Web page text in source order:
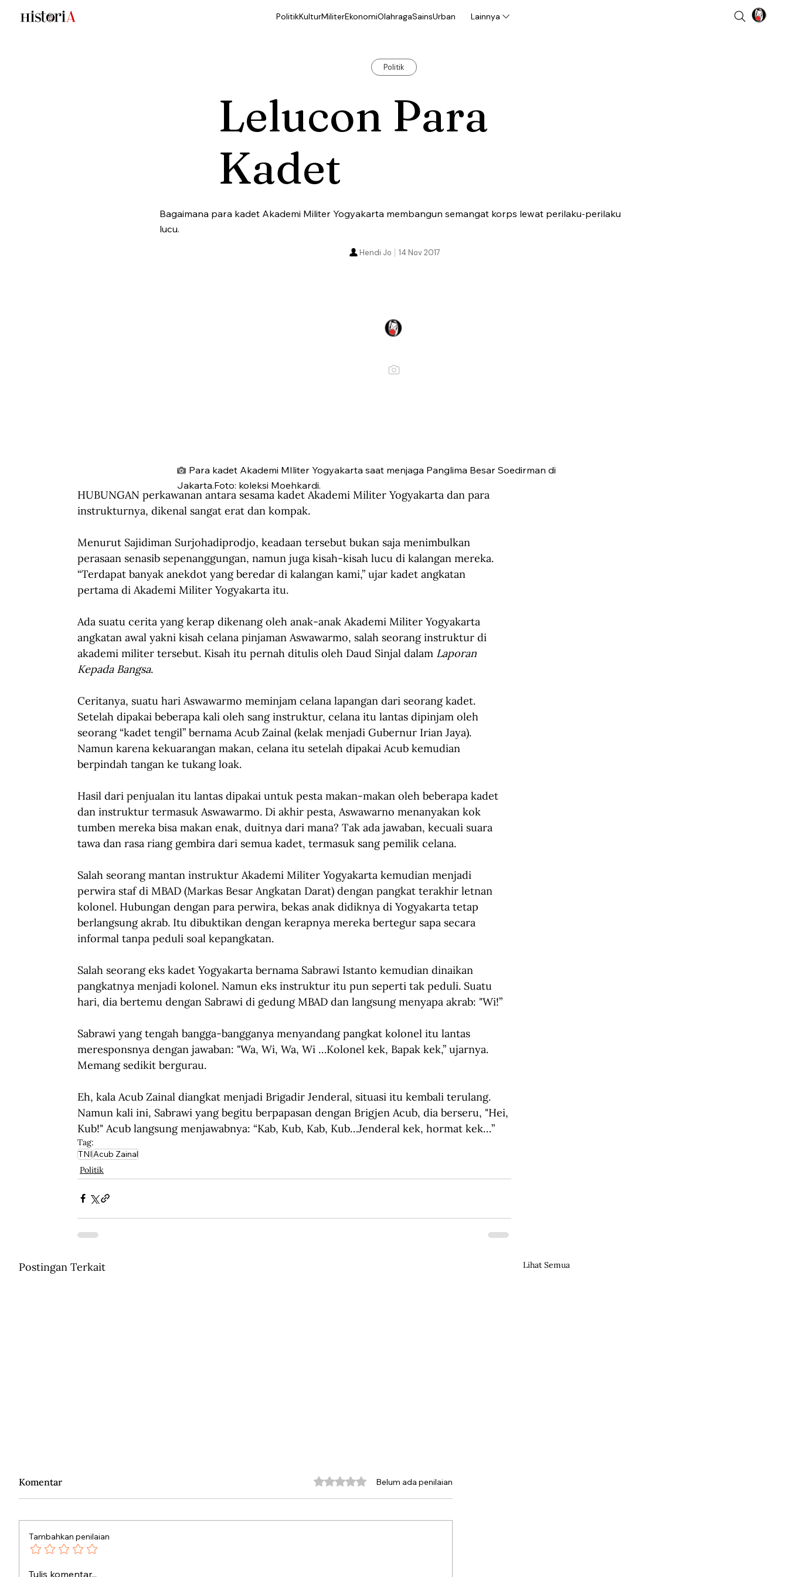
PolitikKulturMiliterEkonomiOlahragaSainsUrban Lainnya
Politik
Lelucon Para
Kadet
Bagaimana para kadet Akademi Militer Yogyakarta membangun semangat korps lewat perilaku-perilaku
lucu.
14 Nov 2017
Hendi Jo
Para kadet Akademi MIliter Yogyakarta saat menjaga Panglima Besar Soedirman di
Jakarta.Foto: koleksi Moehkardi.
HUBUNGAN perkawanan antara sesama kadet Akademi Militer Yogyakarta dan para
instrukturnya, dikenal sangat erat dan kompak.
Menurut Sajidiman Surjohadiprodjo, keadaan tersebut bukan saja menimbulkan
perasaan senasib sepenanggungan, namun juga kisah-kisah lucu di kalangan mereka.
“Terdapat banyak anekdot yang beredar di kalangan kami,” ujar kadet angkatan
pertama di Akademi Militer Yogyakarta itu.
Ada suatu cerita yang kerap dikenang oleh anak-anak Akademi Militer Yogyakarta
angkatan awal yakni kisah celana pinjaman Aswawarmo, salah seorang instruktur di
akademi militer tersebut. Kisah itu pernah ditulis oleh Daud Sinjal dalam Laporan
Kepada Bangsa.
Ceritanya, suatu hari Aswawarmo meminjam celana lapangan dari seorang kadet.
Setelah dipakai beberapa kali oleh sang instruktur, celana itu lantas dipinjam oleh
seorang “kadet tengil” bernama Acub Zainal (kelak menjadi Gubernur Irian Jaya).
Namun karena kekuarangan makan, celana itu setelah dipakai Acub kemudian
berpindah tangan ke tukang loak.
Hasil dari penjualan itu lantas dipakai untuk pesta makan-makan oleh beberapa kadet
dan instruktur termasuk Aswawarmo. Di akhir pesta, Aswawarno menanyakan kok
tumben mereka bisa makan enak, duitnya dari mana? Tak ada jawaban, kecuali suara
tawa dan rasa riang gembira dari semua kadet, termasuk sang pemilik celana.
Salah seorang mantan instruktur Akademi Militer Yogyakarta kemudian menjadi
perwira staf di MBAD (Markas Besar Angkatan Darat) dengan pangkat terakhir letnan
kolonel. Hubungan dengan para perwira, bekas anak didiknya di Yogyakarta tetap
berlangsung akrab. Itu dibuktikan dengan kerapnya mereka bertegur sapa secara
informal tanpa peduli soal kepangkatan.
Salah seorang eks kadet Yogyakarta bernama Sabrawi Istanto kemudian dinaikan
pangkatnya menjadi kolonel. Namun eks instruktur itu pun seperti tak peduli. Suatu
hari, dia bertemu dengan Sabrawi di gedung MBAD dan langsung menyapa akrab: "Wi!”
Sabrawi yang tengah bangga-bangganya menyandang pangkat kolonel itu lantas
meresponsnya dengan jawaban: "Wa, Wi, Wa, Wi …Kolonel kek, Bapak kek,” ujarnya.
Memang sedikit bergurau.
Eh, kala Acub Zainal diangkat menjadi Brigadir Jenderal, situasi itu kembali terulang.
Namun kali ini, Sabrawi yang begitu berpapasan dengan Brigjen Acub, dia berseru, "Hei,
Kub!" Acub langsung menjawabnya: “Kab, Kub, Kab, Kub…Jenderal kek, hormat kek…”
Tag:
TNIAcub Zainal
Politik
Postingan Terkait Lihat Semua
Istilah “Bersiap” yang
Komentar Dinilai 0 dari 5 bintang.
Belum ada penilaian
Tambahkan penilaian
Tulis komentar...